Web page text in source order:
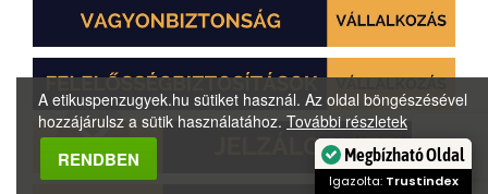
A etikuspenzugyek.hu sütiket használ. Az oldal böngészésével
hozzájárulsz a sütik használatához. További részletek
RENDBEN Megbízható Oldal
Igazolta: Trustindex